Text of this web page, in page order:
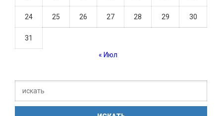
24 25 26 27 28 29 30
31
« Июл